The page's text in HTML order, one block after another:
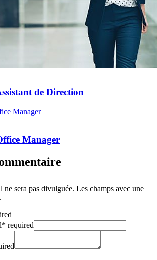
de Direction
Manager
ne sera pas divulguée. Les champs avec une
* required